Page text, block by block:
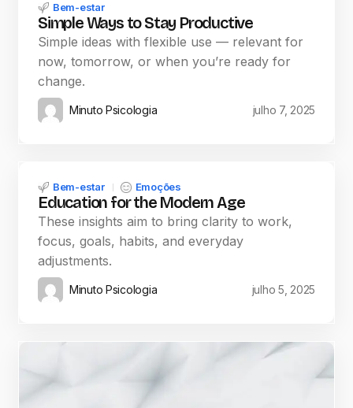
Bem-estar
Simple Ways to Stay Productive
Simple ideas with flexible use — relevant for
now, tomorrow, or when you’re ready for
change.
Minuto Psicologia julho 7, 2025
Bem-estar Emoções
Education for the Modern Age
These insights aim to bring clarity to work,
focus, goals, habits, and everyday
adjustments.
Minuto Psicologia julho 5, 2025